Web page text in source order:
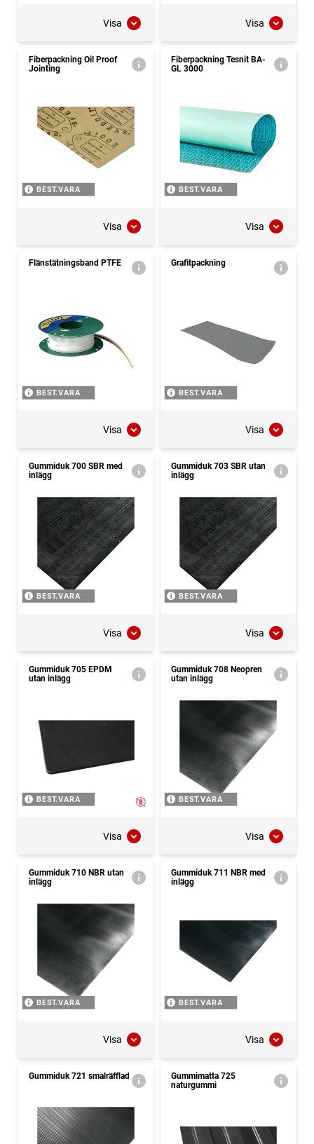
Visa Visa
Fiberpackning Oil Proof
Jointing
BEST.VARA
Visa
Fiberpackning Tesnit BA-
GL 3000
BEST.VARA
Visa
Flänstätningsband PTFE
BEST.VARA
Visa
Grafitpackning
BEST.VARA
Visa
Gummiduk 700 SBR med
inlägg
BEST.VARA
Visa
Gummiduk 703 SBR utan
inlägg
BEST.VARA
Visa
Gummiduk 705 EPDM
utan inlägg
BEST.VARA
Visa
Gummiduk 708 Neopren
utan inlägg
BEST.VARA
Visa
Gummiduk 710 NBR utan
inlägg
BEST.VARA
Visa
Gummiduk 711 NBR med
inlägg
BEST.VARA
Visa
Gummiduk 721 smalräfflad
Gummimatta 725
naturgummi